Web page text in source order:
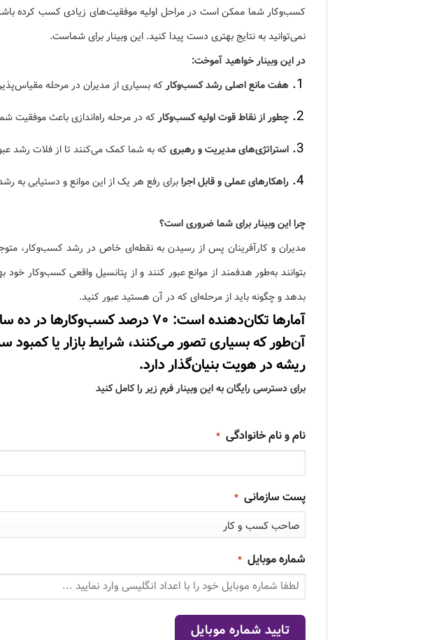
کسب‌وکار شما ممکن است در مراحل اولیه موفقیت‌های زیادی کسب کرده
نمی‌توانید به نتایج بهتری دست پیدا کنید. این وبینار برای شماست.
در این وبینار خواهید آموخت:
هفت مانع اصلی رشد کسب‌وکارکه بسیاری از مدیران در مرحله
چطور از نقاط قوت اولیه کسب‌وکارکه در مرحله راه‌اندازی باعث موفقیت
استراتژی‌های مدیریت و رهبری که به شما کمک می‌کنند تا از فلات رشد
راهکارهای عملی و قابل اجرابرای رفع هر یک از این موانع و دستیابی به
چرا این وبینار برای شما ضروری است؟
مدیران و کارآفرینان پس از رسیدن به نقطه‌ای خاص در رشد کسب‌وکار،
بتوانند به‌طور هدفمند از موانع عبور کنند و از پتانسیل واقعی کسب‌وکار
بدهد و چگونه باید از مرحله‌ای که در آن هستید عبور کنید.
آمارها تکان‌دهنده است: ۷۰
آن‌طور که بسیاری تصور می‌کنند، شرایط بازار یا
ریشه در هویت بنیان‌گذار دارد.
برای دسترسی رایگان به این وبینار فرم زیر را کامل کنید
نام و نام خانوادگی *
پست سازمانی *
شماره موبایل *